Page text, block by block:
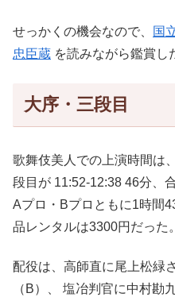
せっかくの機会なので、
国
忠臣蔵 を読みながら鑑賞し
大序・三段目
歌舞伎美人での上演時間は
段目が 11:52-12:38 46分、
Aプロ・Bプロともに1時間
品レンタルは3300円だった。
配役は、高師直に尾上松緑
（B）、 塩冶判官に中村勘